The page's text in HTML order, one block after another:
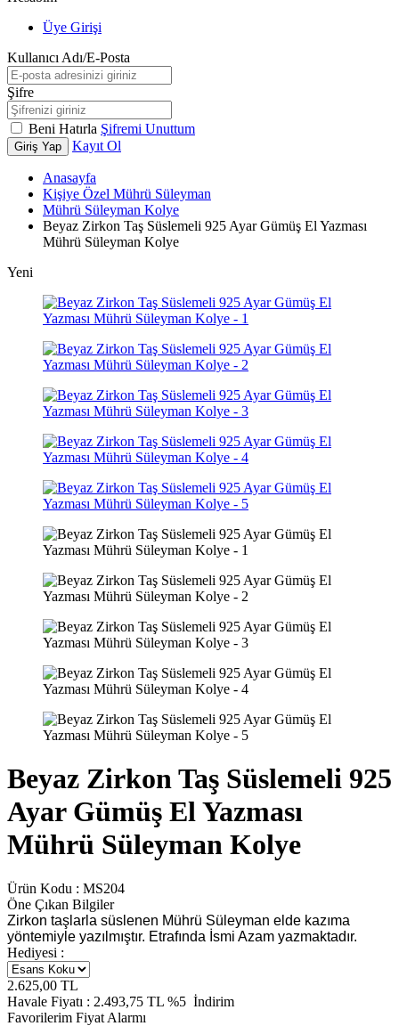
Üye Girişi
Kullanıcı Adı/E-Posta
Şifre
Beni Hatırla Şifremi Unuttum
Giriş Yap Kayıt Ol
Anasayfa
Kişiye Özel Mührü Süleyman
Mührü Süleyman Kolye
Beyaz Zirkon Taş Süslemeli 925 Ayar Gümüş El Yazması
Mührü Süleyman Kolye
Yeni
Beyaz Zirkon Taş Süslemeli 925
Ayar Gümüş El Yazması
Mührü Süleyman Kolye
Ürün Kodu : MS204
Öne Çıkan Bilgiler
Zirkon taşlarla süslenen Mührü Süleyman elde kazıma
yöntemiyle yazılmıştır. Etrafında İsmi Azam yazmaktadır.
Hediyesi :
2.625,00 TL
Havale Fiyatı : 2.493,75 TL %5 İndirim
Favorilerim Fiyat Alarmı